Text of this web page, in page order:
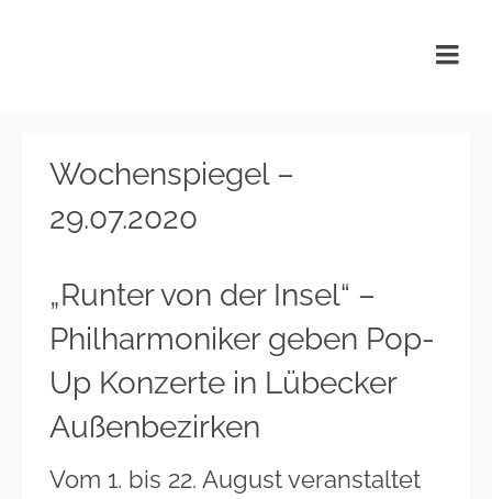
Wochenspiegel –
29.07.2020
„Runter von der Insel“ –
Philharmoniker geben Pop-
Up Konzerte in Lübecker
Außenbezirken
Vom 1. bis 22. August veranstaltet